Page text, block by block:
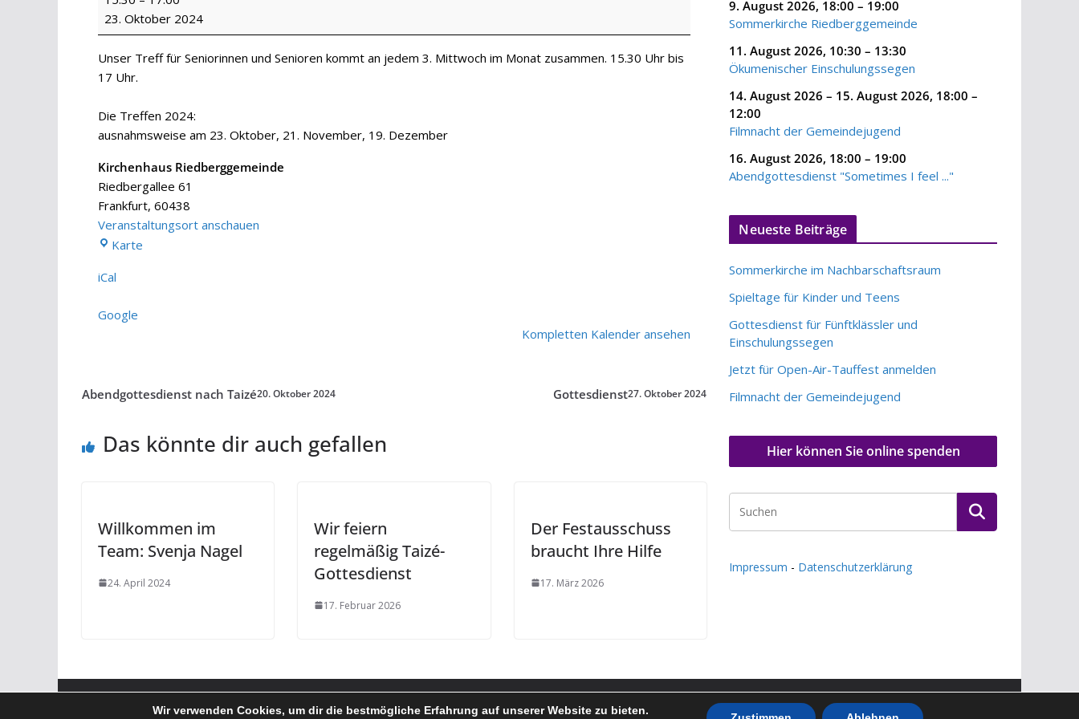
Café
65+
23. Oktober 2024
Unser Treff für Seniorinnen und Senioren kommt an jedem 3. Mittwoch im Monat zusammen. 15.30 Uhr bis
17 Uhr.
Die Treffen 2024:
ausnahmsweise am 23. Oktober, 21. November, 19. Dezember
Kirchenhaus Riedberggemeinde
Riedbergallee 61
Frankfurt, 60438
Veranstaltungsort anschauen
Karte
iCal
Google
Kompletten Kalender ansehen
Abendgottesdienst nach Taizé20. Oktober 2024 Gottesdienst27. Oktober 2024
Das könnte dir auch gefallen
Willkommen im
Team: Svenja Nagel
24. April 2024
Wir feiern
regelmäßig Taizé-
Gottesdienst
17. Februar 2026
Der Festausschuss
braucht Ihre Hilfe
17. März 2026
9. August 2026, 18:00 – 19:00
Sommerkirche Riedberggemeinde
11. August 2026, 10:30 – 13:30
Ökumenischer Einschulungssegen
14. August 2026 – 15. August 2026, 18:00 –
12:00
Filmnacht der Gemeindejugend
16. August 2026, 18:00 – 19:00
Abendgottesdienst "Sometimes I feel ..."
Neueste Beiträge
Sommerkirche im Nachbarschaftsraum
Spieltage für Kinder und Teens
Gottesdienst für Fünftklässler und
Einschulungssegen
Jetzt für Open-Air-Tauffest anmelden
Filmnacht der Gemeindejugend
Hier können Sie online spenden
Impressum - Datenschutzerklärung
Copyright © 2026Evangelische Kirchengemeinde Frankfurt a.M.-Riedberg. Alle Rechte vorbehalten.
Wir verwenden Cookies, um dir die bestmögliche Erfahrung auf unserer Website zu bieten.